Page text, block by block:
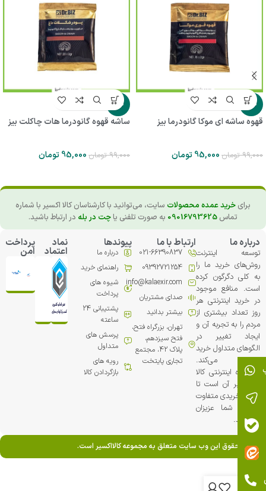
-4%
قهوه ساشه ای موکا گانودرما بیز
99,000 تومان 95,000تومان
-4%
ساشه قهوه گانودرما هات چاکلت بیز
99,000 تومان 95,000تومان
برای خرید عمده محصولات سایت، می‌توانید با کارشناسان کالا اکسیر با شماره
تماس 09016793625 به صورت تلفنی یاچت در بله در ارتباط باشید.
درباره ما
توسعه اینترنت
روش‌های خرید ما را
به کلی دگرگون کرده
است. منافع موجود
در خرید اینترنتی هر
روز تعداد بیشتری از
مردم را به تجربه آن و
ایجاد تغییر در
الگوهای متداول خرید
ترغیب می‏‌کند.
فروشگاه اینترنتی کالا
اکسیر بر آن است تا
تجربه خریدی متفاوت
را برای شما عزیزان
خلق کند.
ارتباط با ما
021-66390837
09392721254
info@kalaexir.com
صدای مشتریان
بیشتر بدانید
تهران، بزرگراه فتح،
فتح سیزدهم،
پلاک 42، مجتمع
تجاري پایتخت
پیوندها
درباره ما
راهنمای خرید
شیوه های
پرداخت
پشتیبانی 24
ساعته
پرسش های
متداول
رویه های
بازگردادن کالا
نماد
اعتماد
پرداخت
امن
تمامی حقوق این وب سایت متعلق به مجموعه کالااکسیر است.